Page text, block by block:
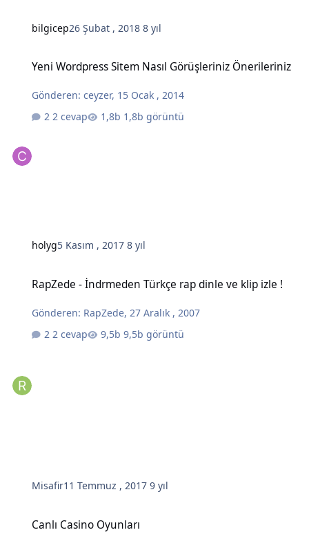
bilgicep26 Şubat , 20188 yıl
Yeni Wordpress Sitem Nasıl Görüşleriniz Önerileriniz
Gönderen:ceyzer, 15 Ocak , 2014
2 cevap
1,8b görüntü
holyg5 Kasım , 20178 yıl
RapZede - İndrmeden Türkçe rap dinle ve klip izle !
Gönderen: RapZede, 27 Aralık , 2007
2 cevap
9,5b görüntü
Misafir11 Temmuz , 20179 yıl
Canlı Casino Oyunları